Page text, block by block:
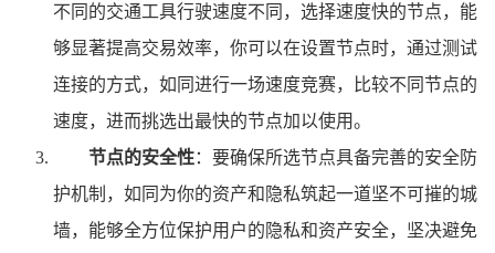
不同的交通工具行驶速度不同，选择速度快的节点，能
够显著提高交易效率，你可以在设置节点时，通过测试
连接的方式，如同进行一场速度竞赛，比较不同节点的
速度，进而挑选出最快的节点加以使用。
节点的安全性：要确保所选节点具备完善的安全防
护机制，如同为你的资产和隐私筑起一道坚不可摧的城
墙，能够全方位保护用户的隐私和资产安全，坚决避免